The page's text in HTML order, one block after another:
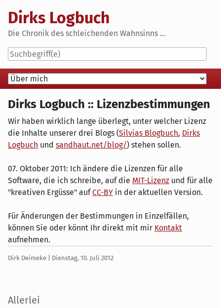
content
Dirks Logbuch
Die Chronik des schleichenden Wahnsinns ...
Navigation
Dirks Logbuch :: Lizenzbestimmungen
Wir haben wirklich lange überlegt, unter welcher Lizenz
die Inhalte unserer drei Blogs (Silvias Blogbuch, Dirks
Logbuch und sandhaut.net/blog/) stehen sollen.
07. Oktober 2011: Ich ändere die Lizenzen für alle
Software, die ich schreibe, auf die MIT-Lizenz und für alle
"kreativen Ergüsse" aufCC-BY in der aktuellen Version.
Für Änderungen der Bestimmungen in Einzelfällen,
können Sie oder könnt Ihr direkt mit mir Kontakt
aufnehmen.
Geschrieben
Dirk Deimeke | am
Dienstag, 10. Juli 2012
Seitenleiste
Allerlei